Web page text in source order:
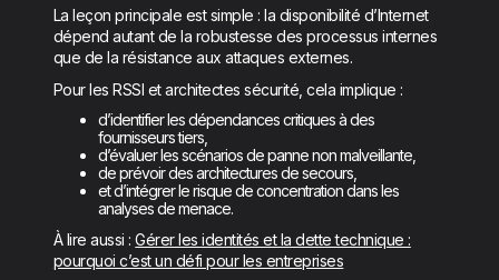
La leçon principale est simple : la disponibilité d’Internet
dépend autant de la robustesse des processus internes
que de la résistance aux attaques externes.
Pour les RSSI et architectes sécurité, cela implique :
d’identifier les dépendances critiques à des
fournisseurs tiers,
d’évaluer les scénarios de panne non malveillante,
de prévoir des architectures de secours,
et d’intégrer le risque de concentration dans les
analyses de menace.
À lire aussi :Gérer les identités et la dette technique :
pourquoi c’est un défi pour les entreprises